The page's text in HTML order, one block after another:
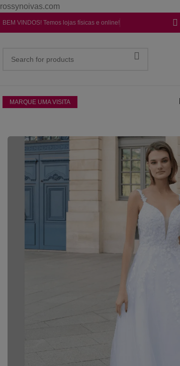
rossynoivas.com
BEM VINDOS! Temos lojas físicas e online!
MARQUE UMA VISITA